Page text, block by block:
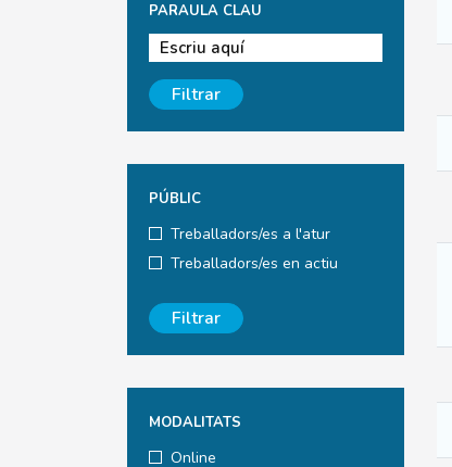
PARAULA CLAU
Filtrar
PÚBLIC
Treballadors/es a l'atur
Treballadors/es en actiu
Filtrar
MODALITATS
Online